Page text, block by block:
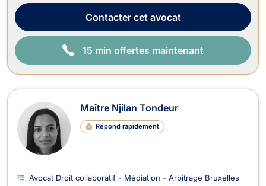
grande combativité d...Contactercet avocat
15 min offertes maintenant
Maître Njilan Tondeur
Répond rapidement
Avocat Droit collaboratif - Médiation - Arbitrage Bruxelles